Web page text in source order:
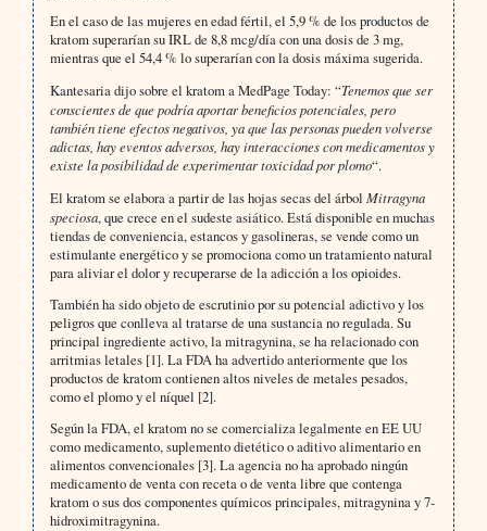
En el caso de las mujeres en edad fértil, el 5,9 % de los productos de
kratom superarían su IRL de 8,8 mcg/día con una dosis de 3 mg,
mientras que el 54,4 % lo superarían con la dosis máxima sugerida.
Kantesaria dijo sobre el kratom a MedPage Today: “Tenemos que ser
conscientes de que podría aportar beneficios potenciales, pero
también tiene efectos negativos, ya que las personas pueden volverse
adictas, hay eventos adversos, hay interacciones con medicamentos y
existe la posibilidad de experimentar toxicidad por plomo“.
El kratom se elabora a partir de las hojas secas del árbol Mitragyna
speciosa, que crece en el sudeste asiático. Está disponible en muchas
tiendas de conveniencia, estancos y gasolineras, se vende como un
estimulante energético y se promociona como un tratamiento natural
para aliviar el dolor y recuperarse de la adicción a los opioides.
También ha sido objeto de escrutinio por su potencial adictivo y los
peligros que conlleva al tratarse de una sustancia no regulada. Su
principal ingrediente activo, la mitragynina, se ha relacionado con
arritmias letales [1]. La FDA ha advertido anteriormente que los
productos de kratom contienen altos niveles de metales pesados,
como el plomo y el níquel [2].
Según la FDA, el kratom no se comercializa legalmente en EE UU
como medicamento, suplemento dietético o aditivo alimentario en
alimentos convencionales [3]. La agencia no ha aprobado ningún
medicamento de venta con receta o de venta libre que contenga
kratom o sus dos componentes químicos principales, mitragynina y 7-
hidroximitragynina.